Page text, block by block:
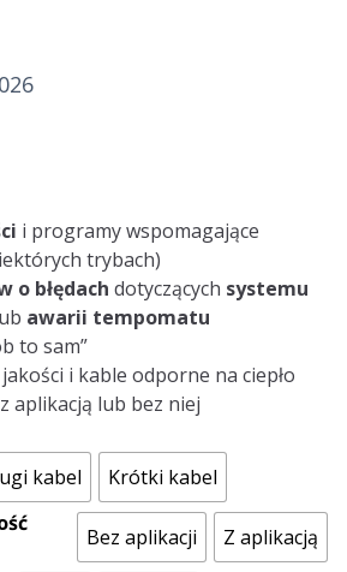
i programy wspomagające
trybach)
o błędach dotyczących systemu
awarii tempomatu
to sam”
i kable odporne na ciepło
aplikacją lub bez niej
kabel
Krótki kabel
Bez aplikacji Z aplikacją